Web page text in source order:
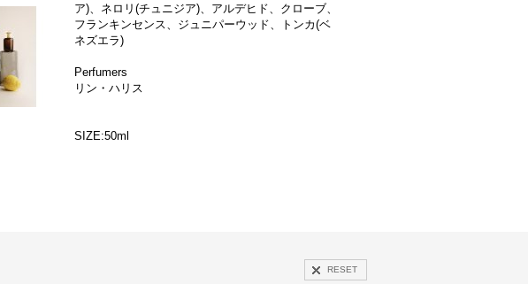
ア)、ネロリ(チュニジア)、アルデヒド、クローブ、
フランキンセンス、ジュニパーウッド、トンカ(ベ
ネズエラ)
Perfumers
リン・ハリス
SIZE:50ml
RESET